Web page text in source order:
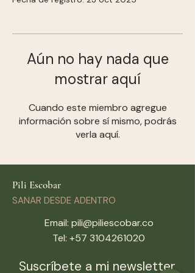
Aún no hay nada que
mostrar aquí
Cuando este miembro agregue
información sobre sí mismo, podrás
verla aquí.
Pili Escobar
SANAR DESDE ADENTRO
Email: pili@piliescobar.co
Tel: +57 3104261020
Suscríbete a mi newsletter